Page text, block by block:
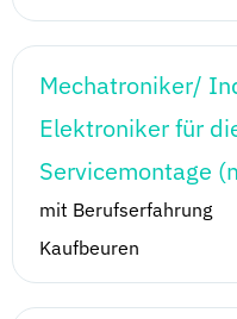
Mechatroniker/
Elektroniker für
Servicemontage
mit Berufserfahrung
Kaufbeuren